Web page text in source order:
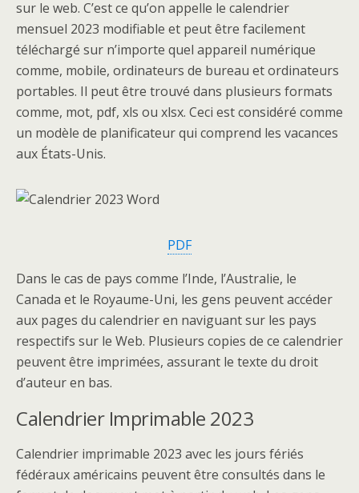
sur le web. C’est ce qu’on appelle le calendrier
mensuel 2023 modifiable et peut être facilement
téléchargé sur n’importe quel appareil numérique
comme, mobile, ordinateurs de bureau et ordinateurs
portables. Il peut être trouvé dans plusieurs formats
comme, mot, pdf, xls ou xlsx. Ceci est considéré comme
un modèle de planificateur qui comprend les vacances
aux États-Unis.
PDF
Dans le cas de pays comme l’Inde, l’Australie, le
Canada et le Royaume-Uni, les gens peuvent accéder
aux pages du calendrier en naviguant sur les pays
respectifs sur le Web. Plusieurs copies de ce calendrier
peuvent être imprimées, assurant le texte du droit
d’auteur en bas.
Calendrier Imprimable 2023
Calendrier imprimable 2023 avec les jours fériés
fédéraux américains peuvent être consultés dans le